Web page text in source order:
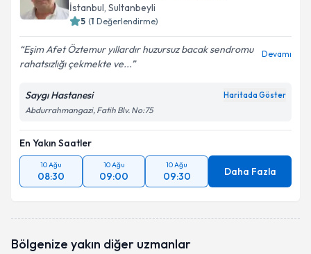
İstanbul, Sultanbeyli
5 (1 Değerlendirme)
Eşim Afet Öztemur yıllardır huzursuz bacak sendromu
rahatsızlığı çekmekte ve...
Devamı
Saygı Hastanesi Haritada Göster
Abdurrahmangazi, Fatih Blv. No:75
En Yakın Saatler
10 Ağu
08:30
10 Ağu
09:00
10 Ağu
09:30 Daha Fazla
Bölgenize yakın diğer uzmanlar